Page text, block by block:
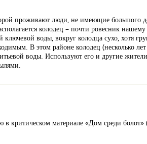
проживают люди, не имеющие большого
колодец – почти ровесник нашему
воды, вокруг колодца сухо, хотя
В этом районе колодец (несколько
воды. Используют его и другие
в критическом материале «Дом среди